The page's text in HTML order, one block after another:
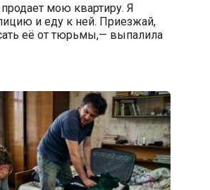
мою квартиру. Я
и еду к ней. Приезжай,
её от тюрьмы,— выпалила